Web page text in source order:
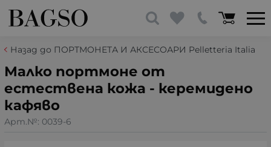
Назад до ПОРТМОНЕТА И АКСЕСОАРИ Pelletteria Italia
Малко портмоне от
естествена кожа - керемидено
кафяво
Арт.№: 0039-6